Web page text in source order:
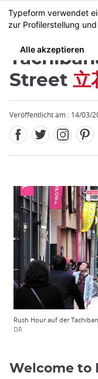
Größe
MENU
Street 立
Veröffentlicht am : 14/03/
Rush Hour auf der
DR
Welcome to